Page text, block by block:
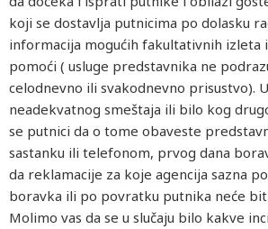
koji se dostavlja putnicima po dolasku
informacija mogućih fakultativnih izleta
pomoći ( usluge predstavnika ne
celodnevno ili svakodnevno prisustvo).
neadekvatnog smeštaja ili bilo kog
se putnici da o tome obaveste
sastanku ili telefonom, prvog dana
da reklamacije za koje agencija sazna
boravka ili po povratku putnika neće
Molimo vas da se u slučaju bilo kakve